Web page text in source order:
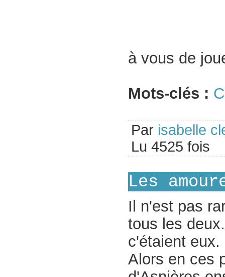
à vous de
Mots-clés :
Par isabelle
Lu 4525 fois
Les
Il n'est pas
tous les
c'étaient eux.
Alors en ces